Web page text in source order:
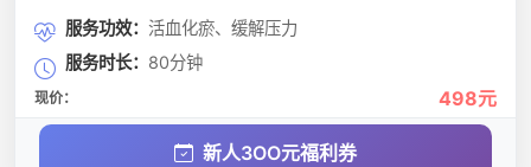
服务功效： 活血化瘀、缓解压力
服务时长： 80分钟
现价： 498元
新人3OO元福利券